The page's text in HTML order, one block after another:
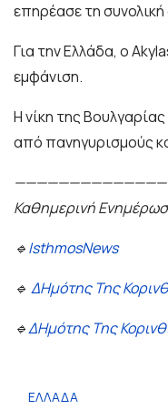
επηρέασε τη
Για την Ελλάδα, ο
εμφάνιση.
Η νίκη της
από πανηγυρισμούς
Καθημερινή
🔹IsthmosNews
🔹 ΔΗμότης Της
🔹ΔΗμότης Της
ΕΛΛΑΔΑ